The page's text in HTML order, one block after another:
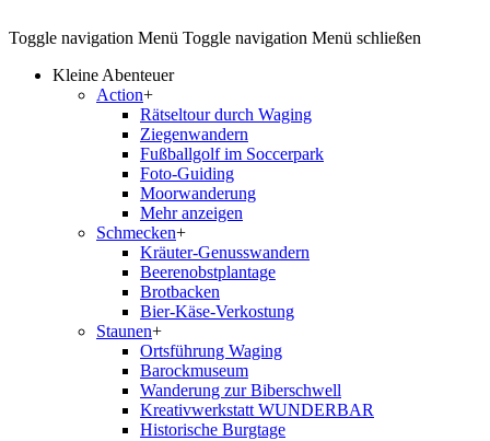
Toggle navigation Menü Toggle navigation Menü schließen
Kleine Abenteuer
Action+
Rätseltour durch Waging
Ziegenwandern
Fußballgolf im Soccerpark
Foto-Guiding
Moorwanderung
Mehr anzeigen
Schmecken+
Kräuter-Genusswandern
Beerenobstplantage
Brotbacken
Bier-Käse-Verkostung
Staunen+
Ortsführung Waging
Barockmuseum
Wanderung zur Biberschwell
Kreativwerkstatt WUNDERBAR
Historische Burgtage